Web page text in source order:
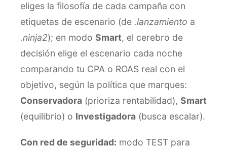
eliges la filosofía de cada campaña con
etiquetas de escenario (de .lanzamiento a
.ninja2); en modo Smart, el cerebro de
decisión elige el escenario cada noche
comparando tu CPA o ROAS real con el
objetivo, según la política que marques:
Conservadora (prioriza rentabilidad), Smart
(equilibrio) o Investigadora (busca escalar).
Con red de seguridad: modo TEST para